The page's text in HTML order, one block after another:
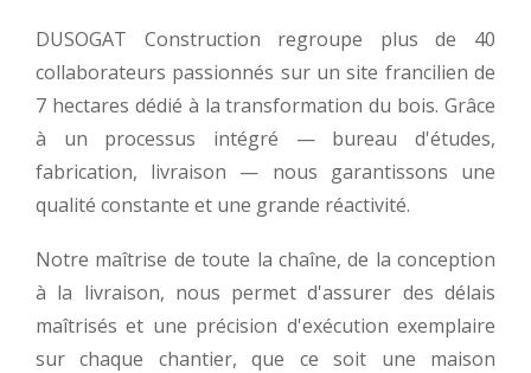
DUSOGAT Construction regroupe plus de 40
collaborateurs passionnés sur un site francilien de
7 hectares dédié à la transformation du bois. Grâce
à un processus intégré — bureau d'études,
fabrication, livraison — nous garantissons une
qualité constante et une grande réactivité.
Notre maîtrise de toute la chaîne, de la conception
à la livraison, nous permet d'assurer des délais
maîtrisés et une précision d'exécution exemplaire
sur chaque chantier, que ce soit une maison